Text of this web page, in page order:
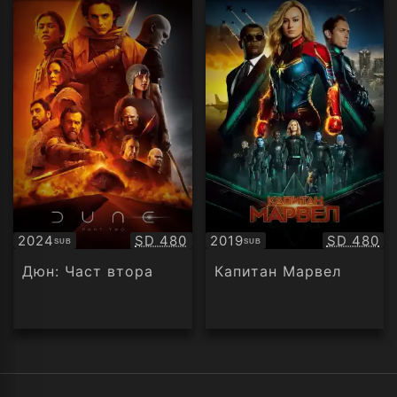
2024SUB
Субтитри Качество:
SD 480
Дюн: Част втора
2019SUB
Субтитри SD 480
Капитан Марвел